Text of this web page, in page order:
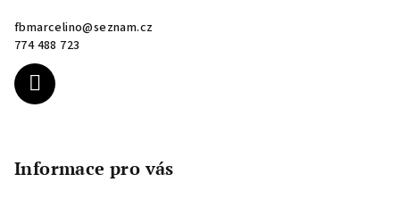
fbmarcelino@seznam.cz
774 488 723
Informace pro vás